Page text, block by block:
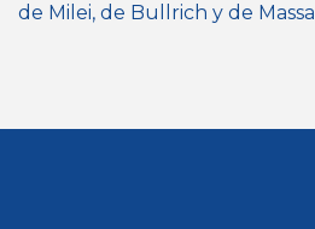
de Milei, de Bullrich y de Massa